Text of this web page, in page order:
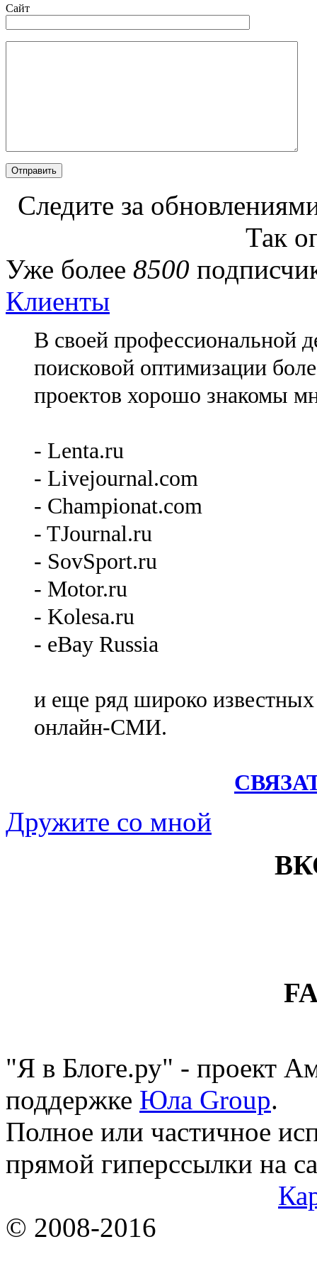
Сайт
Следите за
Так
Уже более 8500
Клиенты
В своей профессиональной
поисковой оптимизации
проектов хорошо знакомы
- Lenta.ru
- Livejournal.com
- Championat.com
- TJournal.ru
- SovSport.ru
- Motor.ru
- Kolesa.ru
- eBay Russia
и еще ряд широко
онлайн-СМИ.
Дружите со мной
"Я в Блоге.ру" - проект
поддержке Юла Group.
Полное или частичное
прямой гиперссылки на
© 2008-2016